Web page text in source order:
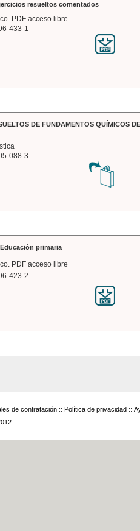
resueltos comentados
PDF acceso libre
433-1
DE FUNDAMENTOS QUÍMICOS
088-3
primaria
PDF acceso libre
423-2
de contratación :: Política de privacidad ::